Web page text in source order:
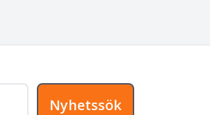
Nyhetssök